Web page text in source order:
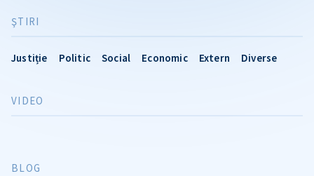
ŞTIRI
Justiție Politic Social Economic Extern Diverse
VIDEO
BLOG